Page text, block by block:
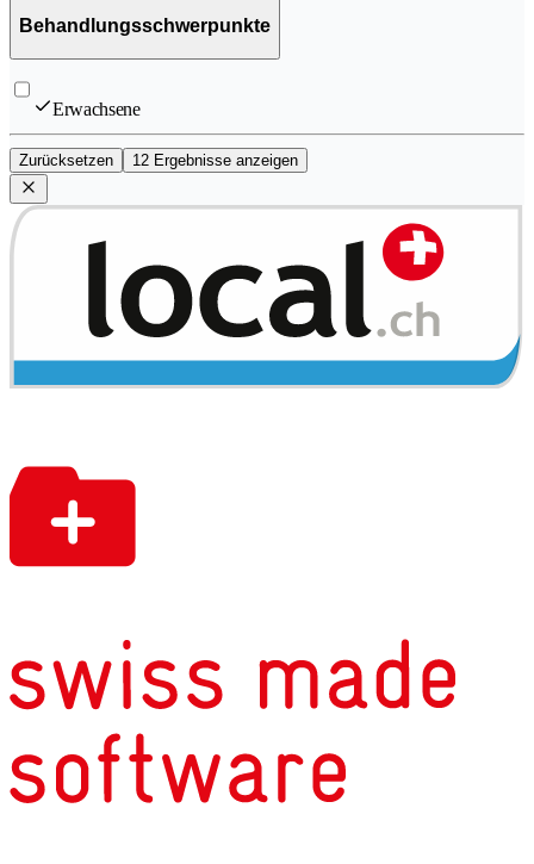
Behandlungsschwerpunkte
Erwachsene
Zurücksetzen 12 Ergebnisse anzeigen